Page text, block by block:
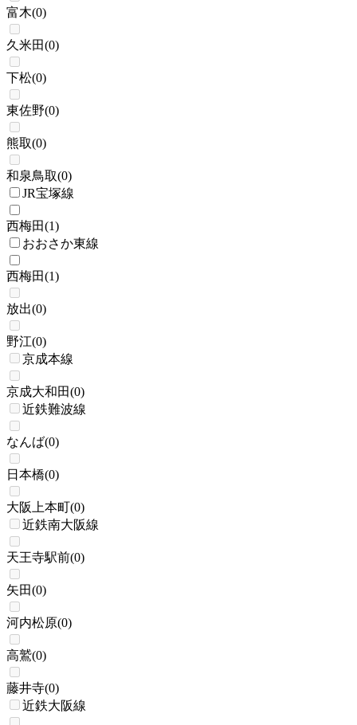
富木(0)
久米田(0)
下松(0)
東佐野(0)
熊取(0)
和泉鳥取(0)
JR宝塚線
西梅田(1)
おおさか東線
西梅田(1)
放出(0)
野江(0)
京成本線
京成大和田(0)
近鉄難波線
なんば(0)
日本橋(0)
大阪上本町(0)
近鉄南大阪線
天王寺駅前(0)
矢田(0)
河内松原(0)
高鷲(0)
藤井寺(0)
近鉄大阪線